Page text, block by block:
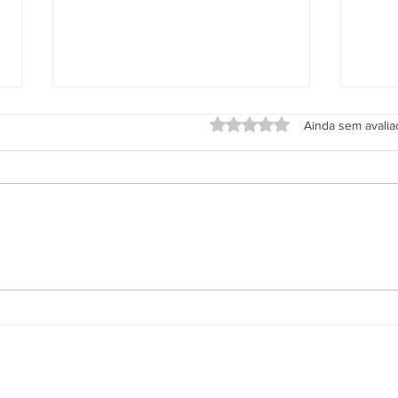
Rodoviário
Avaliado com 0 de 5
Ainda sem